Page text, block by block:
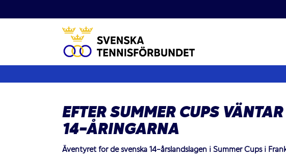
till
EFTER SUMMER CUPS
14-ÅRINGARNA
Äventyret för de svenska 14-årslandslagen i Summer Cups i